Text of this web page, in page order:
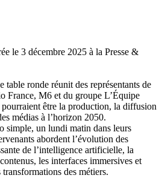
le 3 décembre 2025 à la Presse &
table ronde réunit des représentants de
France, M6 et du groupe L’Équipe
être la production, la diffusion
médias à l’horizon 2050.
simple, un lundi matin dans leurs
abordent l’évolution des
de l’intelligence artificielle, la
les interfaces immersives et
des métiers.